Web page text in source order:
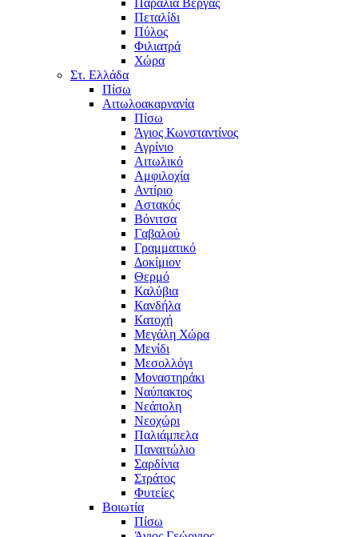
Πεταλίδι
Πύλος
Φιλιατρά
Χώρα
Στ. Ελλάδα
Πίσω
Αιτωλοακαρνανία
Πίσω
Άγιος Κωνσταντίνος
Αγρίνιο
Αιτωλικό
Αμφιλοχία
Αντίριο
Αστακός
Βόνιτσα
Γαβαλού
Γραμματικό
Δοκίμιον
Θερμό
Καλύβια
Κανδήλα
Κατοχή
Μεγάλη Χώρα
Μενίδι
Μεσολλόγι
Μοναστηράκι
Ναύπακτος
Νεάπολη
Νεοχώρι
Παλιάμπελα
Παναιτώλιο
Σαρδίνια
Στράτος
Φυτείες
Βοιωτία
Πίσω